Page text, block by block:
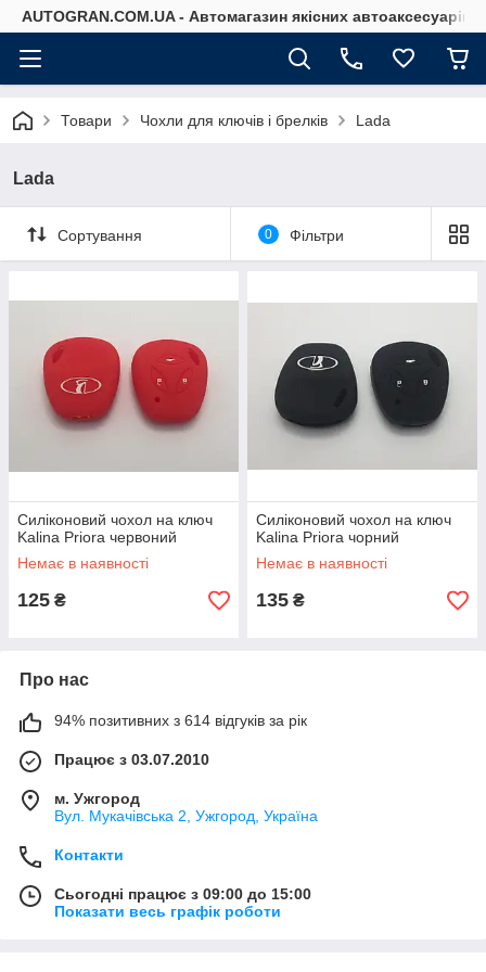
AUTOGRAN.COM.UA - Автомагазин якісних автоаксесуарів
Товари Чохли для ключів і брелків Lada
Lada
Сортування 0 Фільтри
Силіконовий чохол на ключ
Kalina Priora червоний
Немає в наявності
125 ₴
Силіконовий чохол на ключ
Kalina Priora чорний
Немає в наявності
135 ₴
Про нас
94% позитивних з 614 відгуків за рік
Працює з 03.07.2010
м. Ужгород
Вул. Мукачівська 2, Ужгород, Україна
Контакти
Сьогодні працює з 09:00 до 15:00
Показати весь графік роботи